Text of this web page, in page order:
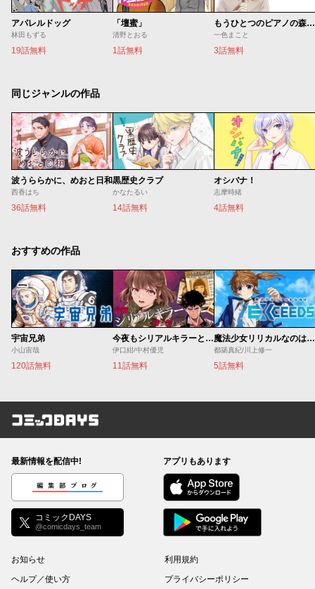
アパレルドッグ
林田もずる
19話無料
「壇蜜」
清野とおる
1話無料
もうひとつのピアノの森 整う音
一色まこと
3話無料
同じジャンルの作品
波うららかに、めおと日和
西香はち
36話無料
黒歴史クラブ
かなたるい
14話無料
オシバナ！
志摩時緒
4話無料
おすすめの作品
宇宙兄弟
小山宙哉
120話無料
今夜もシリアルキラーと待ち合わせ
伊口紺/中村優児
11話無料
魔法少女リリカルなのは EXCEEDS
都築真紀/川上修一
5話無料
コミックDAYS
最新情報を配信中!
編集部ブログ
コミックDAYS
@comicdays_team
アプリもあります
お知らせ
ヘルプ／使い方
利用規約
プライバシーポリシー